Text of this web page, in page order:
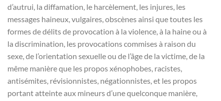
d’autrui, la diffamation, le harcèlement, les injures, les
messages haineux, vulgaires, obscènes ainsi que toutes les
formes de délits de provocation à la violence, à la haine ou à
la discrimination, les provocations commises à raison du
sexe, de l’orientation sexuelle ou de l’âge de la victime, de la
même manière que les propos xénophobes, racistes,
antisémites, révisionnistes, négationnistes, et les propos
portant atteinte aux mineurs d’une quelconque manière,